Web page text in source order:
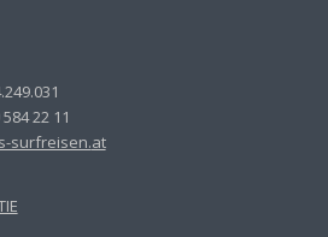
22 11
surfreisen.at